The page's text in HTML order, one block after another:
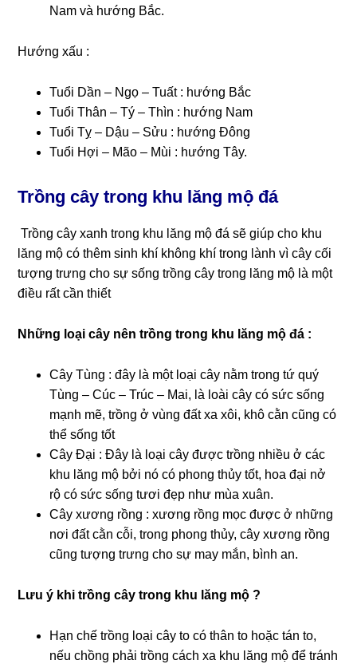
Nam và hướng Bắc.
Hướng xấu :
Tuổi Dần – Ngọ – Tuất : hướng Bắc
Tuổi Thân – Tý – Thìn : hướng Nam
Tuổi Tỵ – Dậu – Sửu : hướng Đông
Tuổi Hợi – Mão – Mùi : hướng Tây.
Trồng cây trong khu lăng mộ đá
Trồng cây xanh trong khu lăng mộ đá sẽ giúp cho khu
lăng mộ có thêm sinh khí không khí trong lành vì cây cối
tượng trưng cho sự sống trồng cây trong lăng mộ là một
điều rất cần thiết
Những loại cây nên trồng trong khu lăng mộ đá :
Cây Tùng : đây là một loại cây nằm trong tứ quý
Tùng – Cúc – Trúc – Mai, là loài cây có sức sống
mạnh mẽ, trồng ở vùng đất xa xôi, khô cằn cũng có
thể sống tốt
Cây Đại : Đây là loại cây được trồng nhiều ở các
khu lăng mộ bởi nó có phong thủy tốt, hoa đại nở
rộ có sức sống tươi đẹp như mùa xuân.
Cây xương rồng : xương rồng mọc được ở những
nơi đất cằn cỗi, trong phong thủy, cây xương rồng
cũng tượng trưng cho sự may mắn, bình an.
Lưu ý khi trồng cây trong khu lăng mộ ?
Hạn chế trồng loại cây to có thân to hoặc tán to,
nếu chồng phải trồng cách xa khu lăng mộ để tránh